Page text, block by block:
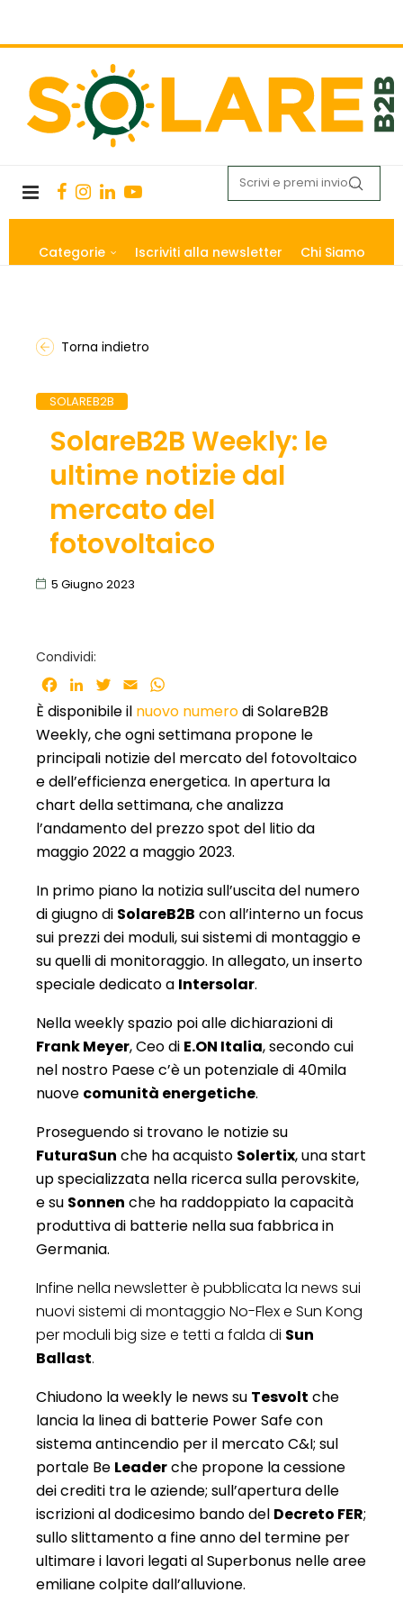
Categorie Iscriviti alla newsletter Chi Siamo
Torna indietro
SOLAREB2B
SolareB2B Weekly: le
ultime notizie dal
mercato del
fotovoltaico
5 Giugno 2023
Condividi:
Facebook
LinkedInTwitter
Email
È disponibile il nuovo numerodi SolareB2B
Weekly, che ogni settimana propone le
principali notizie del mercato del fotovoltaico
e dell’efficienza energetica. In apertura la
chart della settimana, che analizza
l’andamento del prezzo spot del litio da
maggio 2022 a maggio 2023.
In primo piano la notizia sull’uscita del numero
di giugno di SolareB2B con all’interno un focus
sui prezzi dei moduli, sui sistemi di montaggio e
su quelli di monitoraggio. In allegato, un inserto
speciale dedicato a Intersolar.
Nella weekly spazio poi alle dichiarazioni di
Frank Meyer, Ceo di E.ON Italia, secondo cui
nel nostro Paese c’è un potenziale di 40mila
nuove comunità energetiche.
Proseguendo si trovano le notizie su
FuturaSun che ha acquisto Solertix, una start
up specializzata nella ricerca sulla perovskite,
e su Sonnen che ha raddoppiato la capacità
produttiva di batterie nella sua fabbrica in
Germania.
Infine nella newsletter è pubblicata la news sui
nuovi sistemi di montaggio No-Flex e Sun Kong
per moduli big size e tetti a falda di Sun
Ballast.
Chiudono la weekly le news su Tesvolt che
lancia la linea di batterie Power Safe con
sistema antincendio per il mercato C&I; sul
portale Be Leaderche propone la cessione
dei crediti tra le aziende; sull’apertura delle
iscrizioni al dodicesimo bando del Decreto FER;
sullo slittamento a fine anno del termine per
ultimare i lavori legati al Superbonus nelle aree
emiliane colpite dall’alluvione.